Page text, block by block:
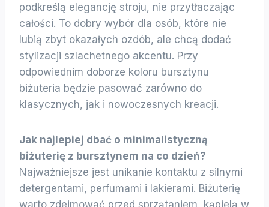
podkreślą elegancję stroju, nie przytłaczając
całości. To dobry wybór dla osób, które nie
lubią zbyt okazałych ozdób, ale chcą dodać
stylizacji szlachetnego akcentu. Przy
odpowiednim doborze koloru bursztynu
biżuteria będzie pasować zarówno do
klasycznych, jak i nowoczesnych kreacji.
Jak najlepiej dbać o minimalistyczną
biżuterię z bursztynem na co dzień?
Najważniejsze jest unikanie kontaktu z silnymi
detergentami, perfumami i lakierami. Biżuterię
warto zdejmować przed sprzątaniem, kąpielą w